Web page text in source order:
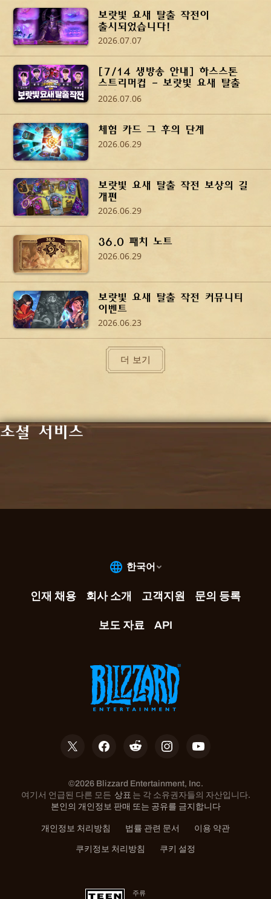
보랏빛 요새 탈출 작전이
출시되었습니다!
2026.07.07
[7/14 생방송 안내] 하스스톤
스트리머컵 - 보랏빛 요새 탈출
작전
2026.07.06
체험 카드 그 후의 단계
2026.06.29
보랏빛 요새 탈출 작전 보상의 길
개편
2026.06.29
36.0 패치 노트
2026.06.29
보랏빛 요새 탈출 작전 커뮤니티
이벤트
2026.06.23
더 보기
소셜 서비스